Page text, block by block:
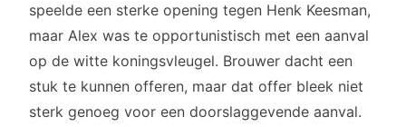
speelde een sterke opening tegen Henk Keesman,
maar Alex was te opportunistisch met een aanval
op de witte koningsvleugel. Brouwer dacht een
stuk te kunnen offeren, maar dat offer bleek niet
sterk genoeg voor een doorslaggevende aanval.